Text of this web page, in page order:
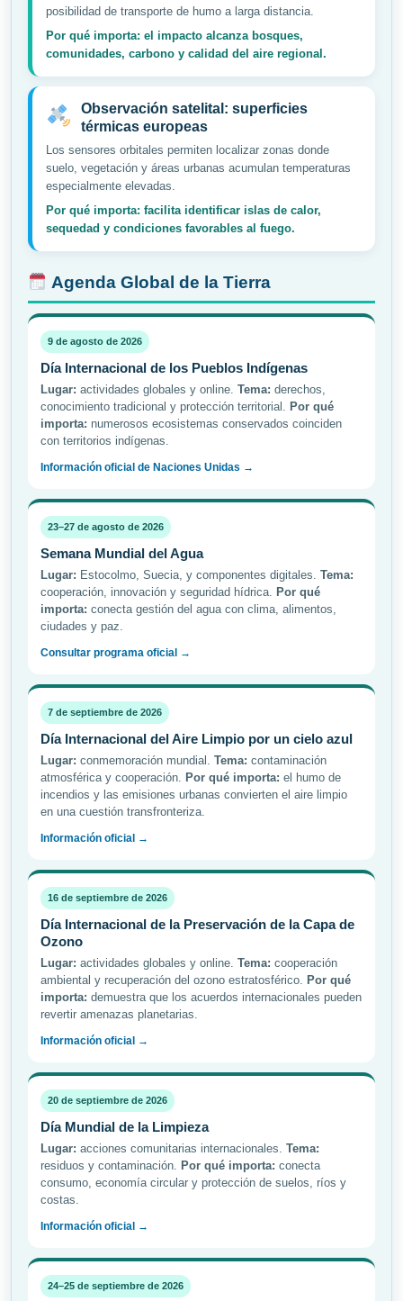
posibilidad de transporte de humo a larga distancia.
Por qué importa: el impacto alcanza bosques,
comunidades, carbono y calidad del aire regional.
Observación satelital: superficies
térmicas europeas
Los sensores orbitales permiten localizar zonas donde
suelo, vegetación y áreas urbanas acumulan temperaturas
especialmente elevadas.
Por qué importa: facilita identificar islas de calor,
sequedad y condiciones favorables al fuego.
Agenda Global de la Tierra
9 de agosto de 2026
Día Internacional de los Pueblos Indígenas
Lugar: actividades globales y online. Tema: derechos,
conocimiento tradicional y protección territorial. Por qué
importa: numerosos ecosistemas conservados coinciden
con territorios indígenas.
Información oficial de Naciones Unidas →
23–27 de agosto de 2026
Semana Mundial del Agua
Lugar: Estocolmo, Suecia, y componentes digitales. Tema:
cooperación, innovación y seguridad hídrica. Por qué
importa: conecta gestión del agua con clima, alimentos,
ciudades y paz.
Consultar programa oficial →
7 de septiembre de 2026
Día Internacional del Aire Limpio por un cielo azul
Lugar: conmemoración mundial. Tema: contaminación
atmosférica y cooperación. Por qué importa: el humo de
incendios y las emisiones urbanas convierten el aire limpio
en una cuestión transfronteriza.
Información oficial →
16 de septiembre de 2026
Día Internacional de la Preservación de la Capa de
Ozono
Lugar: actividades globales y online. Tema: cooperación
ambiental y recuperación del ozono estratosférico. Por qué
importa: demuestra que los acuerdos internacionales pueden
revertir amenazas planetarias.
Información oficial →
20 de septiembre de 2026
Día Mundial de la Limpieza
Lugar: acciones comunitarias internacionales. Tema:
residuos y contaminación. Por qué importa: conecta
consumo, economía circular y protección de suelos, ríos y
costas.
Información oficial →
24–25 de septiembre de 2026